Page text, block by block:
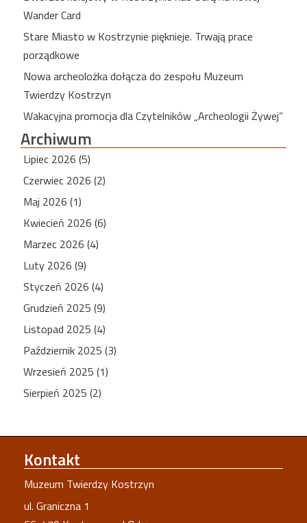
Wander Card
Stare Miasto w Kostrzynie pięknieje. Trwają prace
porządkowe
Nowa archeolożka dołącza do zespołu Muzeum
Twierdzy Kostrzyn
Wakacyjna promocja dla Czytelników „Archeologii Żywej”
Archiwum
Lipiec 2026 (5)
Czerwiec 2026 (2)
Maj 2026 (1)
Kwiecień 2026 (6)
Marzec 2026 (4)
Luty 2026 (9)
Styczeń 2026 (4)
Grudzień 2025 (9)
Listopad 2025 (4)
Październik 2025 (3)
Wrzesień 2025 (1)
Sierpień 2025 (2)
Kontakt
Muzeum Twierdzy Kostrzyn
ul. Graniczna 1